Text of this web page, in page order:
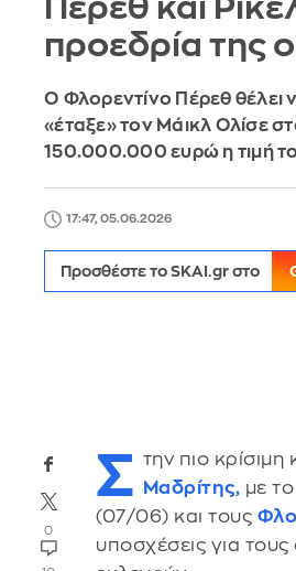
Πέρεθ και
προεδρία της
Ο Φλορεντίνο Πέρεθ θέλει
«έταξε» τον Μάικλ Ολίσε
150.000.000 ευρώ η τιμή
17:47, 05.06.2026
Προσθέστε το SKAI.gr στο
0
Σ την πιο
Μαδρίτης, με
(07/06) και τους
υποσχέσεις για